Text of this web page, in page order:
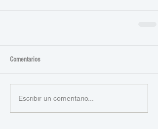
Comentarios
Escribir un comentario...